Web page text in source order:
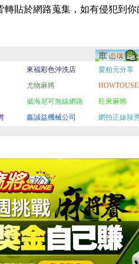
轉貼於網路蒐集，如有侵犯到你